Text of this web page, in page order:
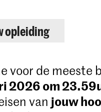
opleiding
voor de meeste
2026 om
van jouw